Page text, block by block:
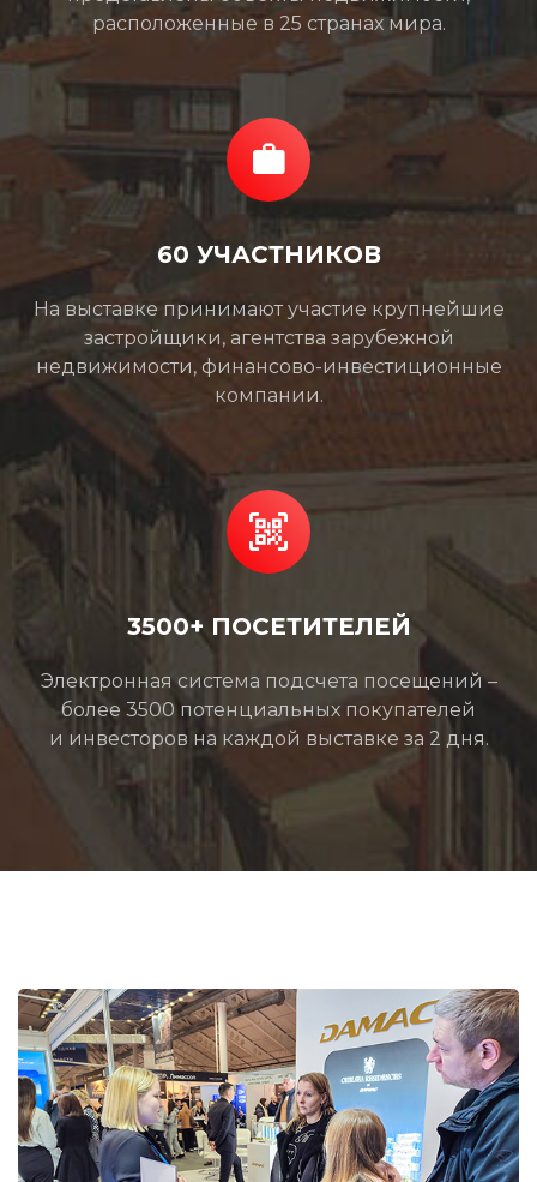
расположенные в 25 странах мира.
60 УЧАСТНИКОВ
На выставке принимают участие крупнейшие
застройщики, агентства зарубежной
недвижимости, финансово-инвестиционные
компании.
3500+ ПОСЕТИТЕЛЕЙ
Электронная система подсчета посещений –
более 3500 потенциальных покупателей
и инвесторов на каждой выставке за 2 дня.